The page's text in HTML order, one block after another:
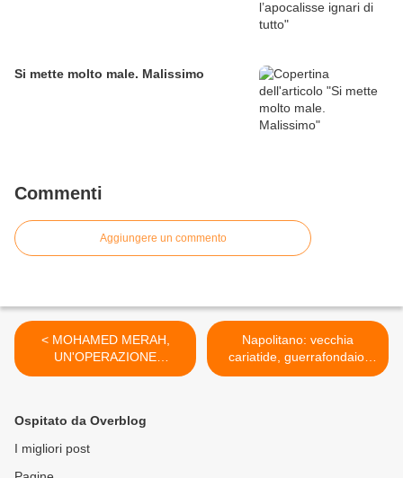
Si mette molto male. Malissimo
Commenti
Aggiungere un commento
< MOHAMED MERAH,
UN'OPERAZIONE
D'INTELLIGENCE FINITA
Napolitano: vecchia
cariatide, guerrafondaio,
yankee e ....finto tonto >
Ospitato da Overblog
I migliori post